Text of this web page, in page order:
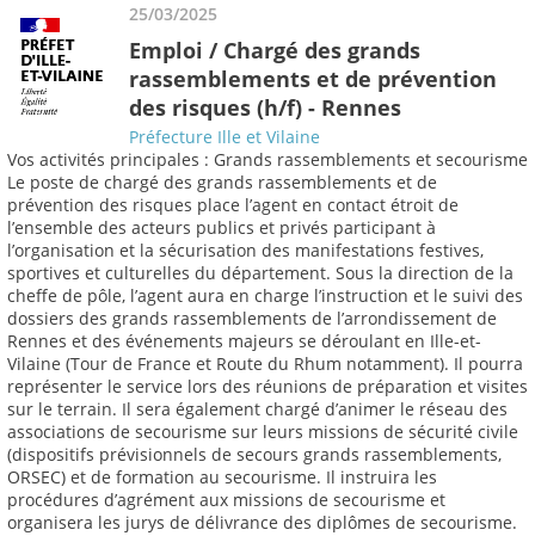
25/03/2025
Emploi / Chargé des grands
rassemblements et de prévention
des risques (h/f) - Rennes
Préfecture Ille et Vilaine
Vos activités principales : Grands rassemblements et secourisme
Le poste de chargé des grands rassemblements et de
prévention des risques place l’agent en contact étroit de
l’ensemble des acteurs publics et privés participant à
l’organisation et la sécurisation des manifestations festives,
sportives et culturelles du département. Sous la direction de la
cheffe de pôle, l’agent aura en charge l’instruction et le suivi des
dossiers des grands rassemblements de l’arrondissement de
Rennes et des événements majeurs se déroulant en Ille-et-
Vilaine (Tour de France et Route du Rhum notamment). Il pourra
représenter le service lors des réunions de préparation et visites
sur le terrain. Il sera également chargé d’animer le réseau des
associations de secourisme sur leurs missions de sécurité civile
(dispositifs prévisionnels de secours grands rassemblements,
ORSEC) et de formation au secourisme. Il instruira les
procédures d’agrément aux missions de secourisme et
organisera les jurys de délivrance des diplômes de secourisme.